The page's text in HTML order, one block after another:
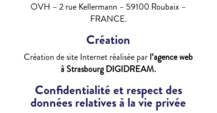
OVH – 2 rue Kellermann – 59100 Roubaix –
FRANCE.
Création
Création de site Internet réalisée parl’agence web
à Strasbourg DIGIDREAM.
Confidentialité et respect des
données relatives à la vie privée